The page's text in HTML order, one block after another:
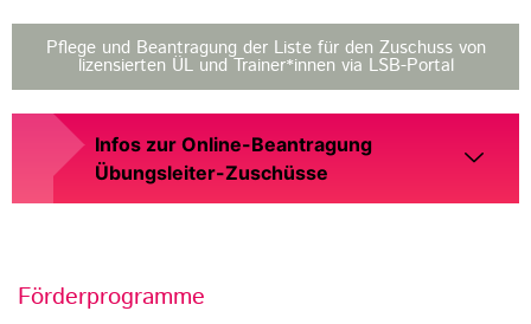
Pflege und Beantragung der Liste für den Zuschuss von
lizensierten ÜL und Trainer*innen via LSB-Portal
Infos zur Online-Beantragung
Übungsleiter-Zuschüsse
Förderprogramme